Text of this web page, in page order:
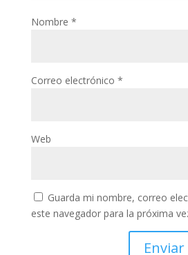
Nombre *
Correo electrónico *
Web
Guarda mi nombre, correo
este navegador para la próxima